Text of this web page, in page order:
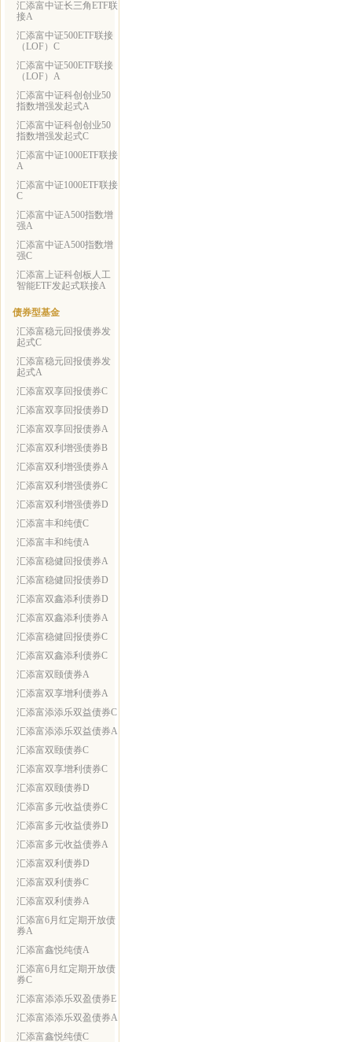
汇添富中证长三角ETF联
接A
汇添富中证500ETF联接
（LOF）C
汇添富中证500ETF联接
（LOF）A
汇添富中证科创创业50
指数增强发起式A
汇添富中证科创创业50
指数增强发起式C
汇添富中证1000ETF联接
A
汇添富中证1000ETF联接
C
汇添富中证A500指数增
强A
汇添富中证A500指数增
强C
汇添富上证科创板人工
智能ETF发起式联接A
债券型基金
汇添富稳元回报债券发
起式C
汇添富稳元回报债券发
起式A
汇添富双享回报债券C
汇添富双享回报债券D
汇添富双享回报债券A
汇添富双利增强债券B
汇添富双利增强债券A
汇添富双利增强债券C
汇添富双利增强债券D
汇添富丰和纯债C
汇添富丰和纯债A
汇添富稳健回报债券A
汇添富稳健回报债券D
汇添富双鑫添利债券D
汇添富双鑫添利债券A
汇添富稳健回报债券C
汇添富双鑫添利债券C
汇添富双颐债券A
汇添富双享增利债券A
汇添富添添乐双益债券C
汇添富添添乐双益债券A
汇添富双颐债券C
汇添富双享增利债券C
汇添富双颐债券D
汇添富多元收益债券C
汇添富多元收益债券D
汇添富多元收益债券A
汇添富双利债券D
汇添富双利债券C
汇添富双利债券A
汇添富6月红定期开放债
券A
汇添富鑫悦纯债A
汇添富6月红定期开放债
券C
汇添富添添乐双盈债券E
汇添富添添乐双盈债券A
汇添富鑫悦纯债C